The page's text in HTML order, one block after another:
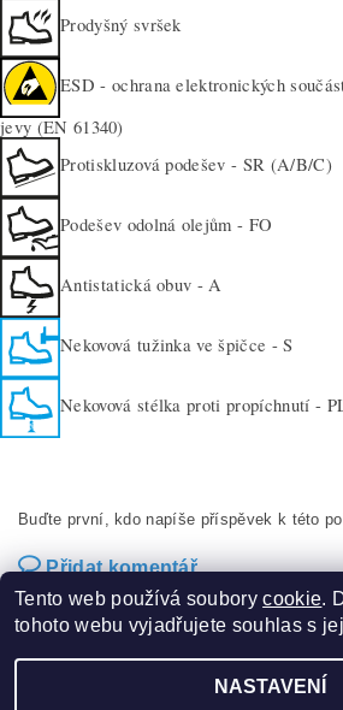
Prodyšný svršek
ESD - ochrana elektronických
jevy (EN 61340)
Protiskluzová podešev - SR (A/B/C)
Podešev odolná olejům - FO
Antistatická obuv - A
Nekovová tužinka ve špičce - S
Nekovová stélka proti propíchnutí -
Buďte první, kdo napíše příspěvek k této
Přidat komentář
Tento web používá souborycookie.
tohoto webu vyjadřujete souhlas s
NASTAVENÍ